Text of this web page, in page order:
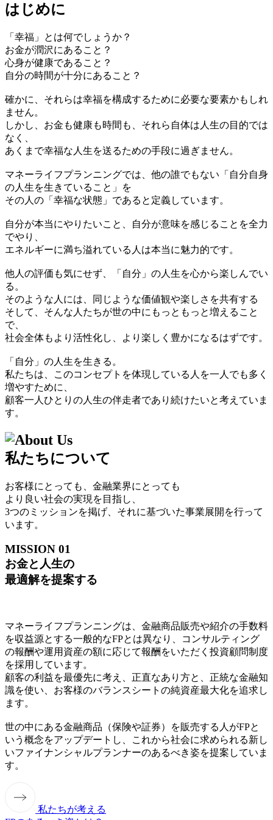
はじめに
「幸福」とは何でしょうか？
お⾦が潤沢にあること？
⼼⾝が健康であること？
⾃分の時間が⼗分にあること？
確かに、それらは幸福を構成するために必要な要素かもしれ
ません。
しかし、お⾦も健康も時間も、それら⾃体は⼈⽣の⽬的では
なく、
あくまで幸福な⼈⽣を送るための⼿段に過ぎません。
マネーライフプランニングでは、他の誰でもない「⾃分⾃⾝
の⼈⽣を⽣きていること」を
その⼈の「幸福な状態」であると定義しています。
⾃分が本当にやりたいこと、⾃分が意味を感じることを全⼒
でやり、
エネルギーに満ち溢れている⼈は本当に魅⼒的です。
他⼈の評価も気にせず、「⾃分」の⼈⽣を⼼から楽しんでい
る。
そのような⼈には、同じような価値観や楽しさを共有する
そして、そんな⼈たちが世の中にもっともっと増えること
で、
社会全体もより活性化し、より楽しく豊かになるはずです。
「⾃分」の⼈⽣を⽣きる。
私たちは、このコンセプトを体現している⼈を⼀⼈でも多く
増やすために、
顧客⼀⼈ひとりの⼈⽣の伴⾛者であり続けたいと考えていま
す。
私たちについて
お客様にとっても、⾦融業界にとっても
より良い社会の実現を⽬指し、
3つのミッションを掲げ、それに基づいた事業展開を⾏って
います。
MISSION 01
お⾦と⼈⽣の
最適解を提案する
マネーライフプランニングは、⾦融商品販売や紹介の⼿数料
を収益源とする⼀般的なFPとは異なり、コンサルティング
の報酬や運⽤資産の額に応じて報酬をいただく投資顧問制度
を採⽤しています。
顧客の利益を最優先に考え、正直なあり⽅と、正統な⾦融知
識を使い、お客様のバランスシートの純資産最⼤化を追求し
ます。
世の中にある⾦融商品（保険や証券）を販売する⼈がFPと
いう概念をアップデートし、これから社会に求められる新し
いファイナンシャルプランナーのあるべき姿を提案していま
す。
私たちが考える